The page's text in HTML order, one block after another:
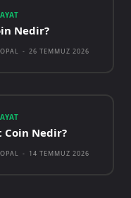
Nedir?
- 26 TEMMUZ 2026
Coin Nedir?
- 14 TEMMUZ 2026